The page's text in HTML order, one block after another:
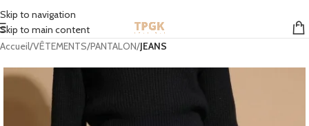
Skip to navigation
Skip to main content
STOCK EN FRANCE | MONDIAL RELAY GRATUIT À PARTIR DE 50 EUROS
Accueil VÊTEMENTS PANTALON JEANS